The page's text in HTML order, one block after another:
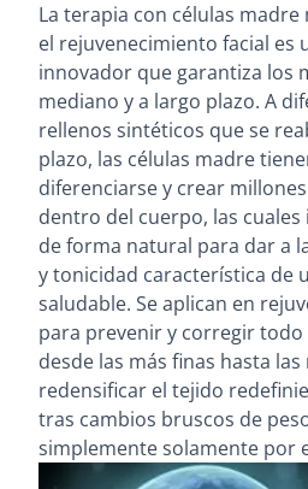
La terapia con células
el rejuvenecimiento facial es
innovador que garantiza los
mediano y a largo plazo. A
rellenos sintéticos que se
plazo, las células madre
diferenciarse y crear
dentro del cuerpo, las
de forma natural para dar a
y tonicidad característica de
saludable. Se aplican en
para prevenir y corregir
desde las más finas hasta
redensificar el tejido
tras cambios bruscos de
simplemente solamente por